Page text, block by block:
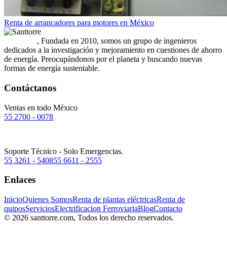
Renta de arrancadores para motores en México
, Fundada en 2010, somos un grupo de ingenieros
dedicados a la investigación y mejoramiento en cuestiones de ahorro
de energía. Preocupándonos por el planeta y buscando nuevas
formas de energía sustentable.
Contáctanos
Ventas en todo México
55 2700 - 0078
Soporte Técnico - Solo Emergencias.
55 3261 - 540855 6611 - 2555
Enlaces
InicioQuienes SomosRenta de plantas eléctricasRenta de
quiposServiciosElectrificacion FerroviariaBlogContacto
© 2026 santtorre.com, Todos los derecho reservados.